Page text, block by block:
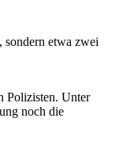
sondern etwa zwei
Polizisten. Unter
noch die